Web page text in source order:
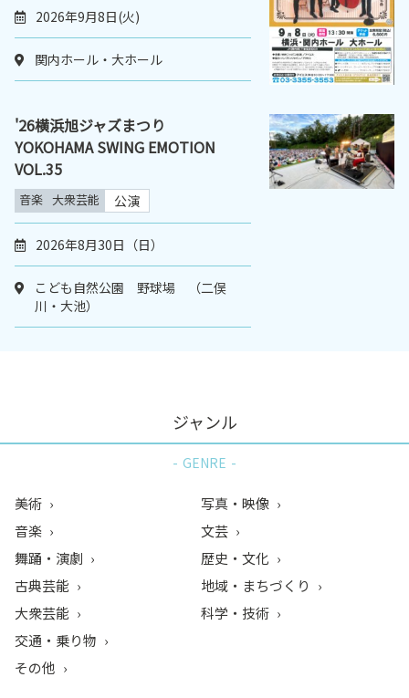
2026年9月8日(火)
関内ホール・大ホール
'26横浜旭ジャズまつり
YOKOHAMA SWING EMOTION
VOL.35
音楽 大衆芸能 公演
2026年8月30日（日）
こども自然公園 野球場 （二俣
川・大池）
ジャンル
GENRE
美術
音楽
舞踊・演劇
古典芸能
大衆芸能
写真・映像
文芸
歴史・文化
地域・まちづくり
科学・技術
交通・乗り物
その他